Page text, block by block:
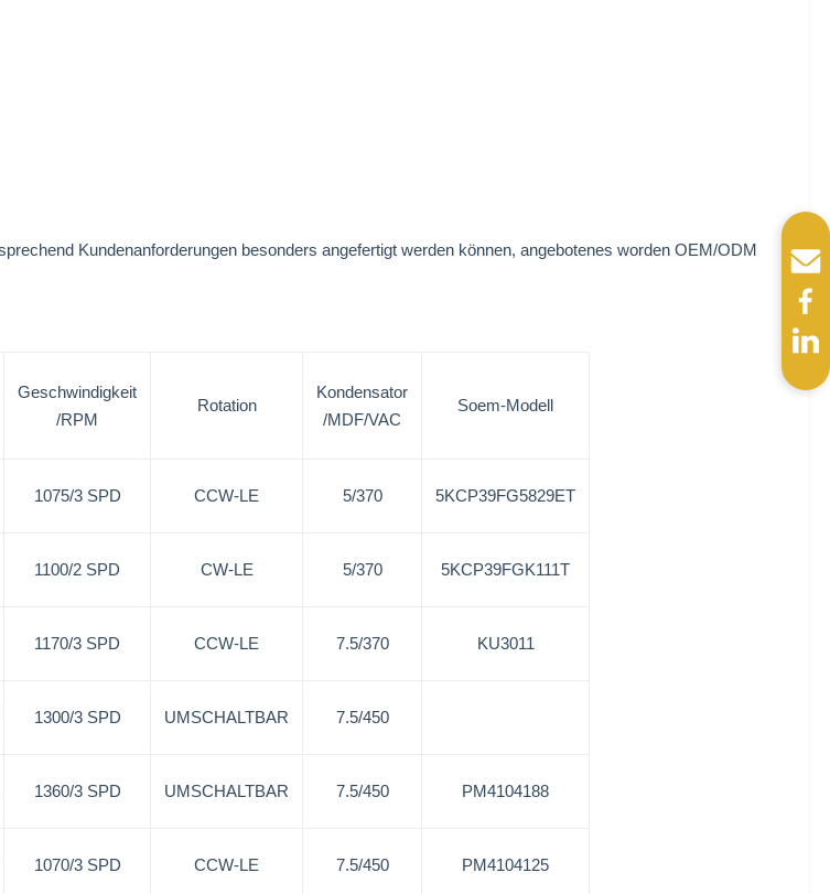
Kundenanforderungen besonders angefertigt werden können, angebotenes worden OEM/ODM
Geschwindigkeit
/RPM
Rotation
Kondensator
/MDF/VAC
Soem-Modell
1075/3 SPD CCW-LE 5/370 5KCP39FG5829ET
1100/2 SPD CW-LE 5/370 5KCP39FGK111T
1170/3 SPD CCW-LE 7.5/370 KU3011
1300/3 SPD UMSCHALTBAR 7.5/450
1360/3 SPD UMSCHALTBAR 7.5/450 PM4104188
1070/3 SPD CCW-LE 7.5/450 PM4104125